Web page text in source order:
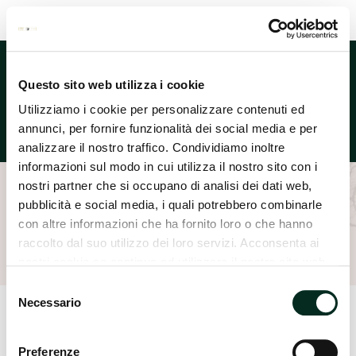
Questo sito web utilizza i cookie
Utilizziamo i cookie per personalizzare contenuti ed
annunci, per fornire funzionalità dei social media e per
analizzare il nostro traffico. Condividiamo inoltre
informazioni sul modo in cui utilizza il nostro sito con i
nostri partner che si occupano di analisi dei dati web,
pubblicità e social media, i quali potrebbero combinarle
con altre informazioni che ha fornito loro o che hanno
raccolto dal suo utilizzo dei loro servizi. Acconsenta ai
delNecessario
Preferenze
Home ODDELKI NEGA TELESA Roc